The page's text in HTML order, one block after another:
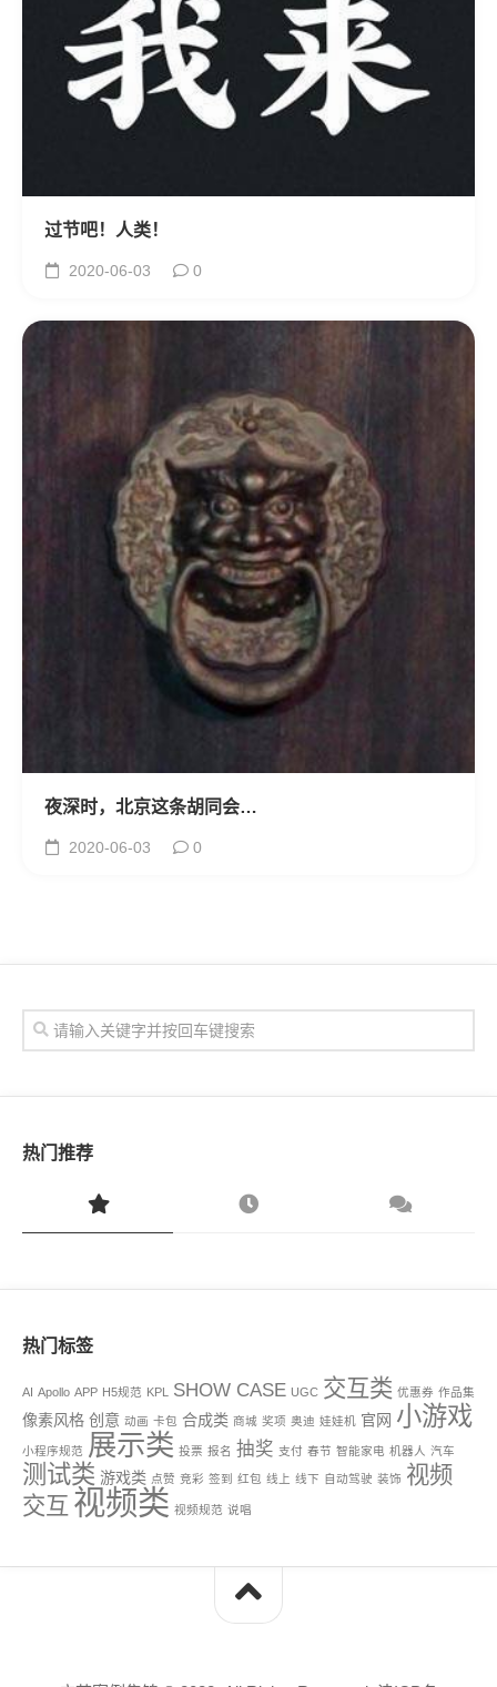
过节吧！人类！
2020-06-03 0
夜深时，北京这条胡同会…
2020-06-03 0
热门推荐
热门标签
AI Apollo APP H5规范 KPL SHOW CASE UGC 交互类 优惠券 作品集
像素风格 创意 动画 卡包 合成类 商城 奖项 奥迪 娃娃机 官网 小游戏
小程序规范 展示类 投票 报名 抽奖 支付 春节 智能家电 机器人 汽车
测试类 游戏类 点赞 竞彩 签到 红包 线上 线下 自动驾驶 装饰 视频
交互 视频类 视频规范 说唱